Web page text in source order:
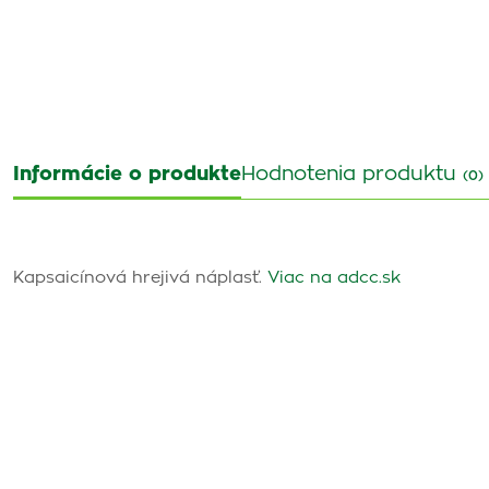
Informácie o produkteHodnotenia produktu (0)
Kapsaicínová hrejivá náplasť. Viac na adcc.sk